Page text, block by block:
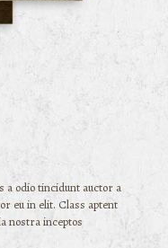
a odio tincidunt auctor a
eu in elit. Class aptent
nostra inceptos